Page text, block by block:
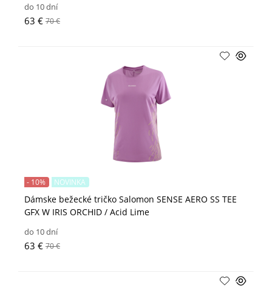
do 10 dní
63 € 70 €
Dámske bežecké tričko Salomon SENSE AERO SS TEE
GFX W IRIS ORCHID / Acid Lime
- 10% NOVINKA
do 10 dní
63 € 70 €